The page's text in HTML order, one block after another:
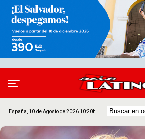
España, 10 de Agosto de 2026 10:20h